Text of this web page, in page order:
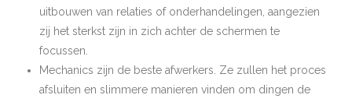
uitbouwen van relaties of onderhandelingen, aangezien
zij het sterkst zijn in zich achter de schermen te
focussen.
Mechanics zijn de beste afwerkers. Ze zullen het proces
afsluiten en slimmere manieren vinden om dingen de